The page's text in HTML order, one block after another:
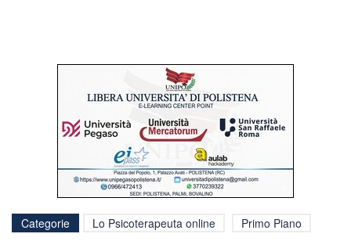
Categorie Lo Psicoterapeuta online Primo Piano